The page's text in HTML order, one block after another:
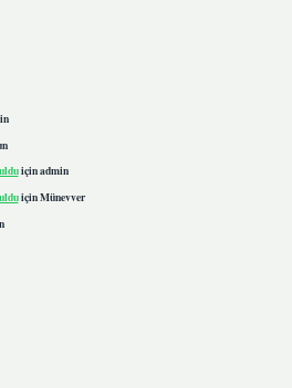
içinadmin
içinMünevver